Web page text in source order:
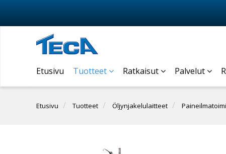
Etusivu Tuotteet Ratkaisut Palvelut
Etusivu Tuotteet Öljynjakelulaitteet